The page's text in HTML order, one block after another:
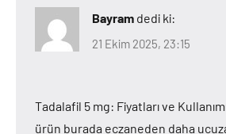
Bayram dedi ki:
21 Ekim 2025, 23:15
Tadalafil 5 mg: Fiyatları ve
ürün burada eczaneden daha